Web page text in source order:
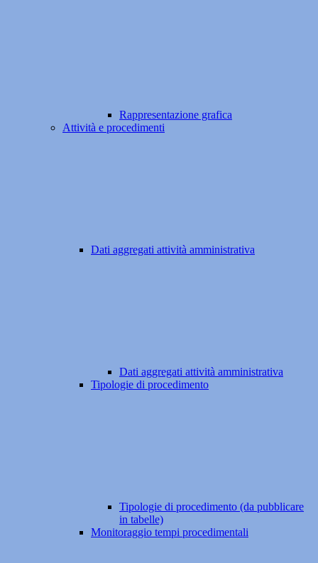
Rappresentazione grafica
Attività e procedimenti
Dati aggregati attività amministrativa
Dati aggregati attività amministrativa
Tipologie di procedimento
Tipologie di procedimento (da pubblicare
in tabelle)
Monitoraggio tempi procedimentali